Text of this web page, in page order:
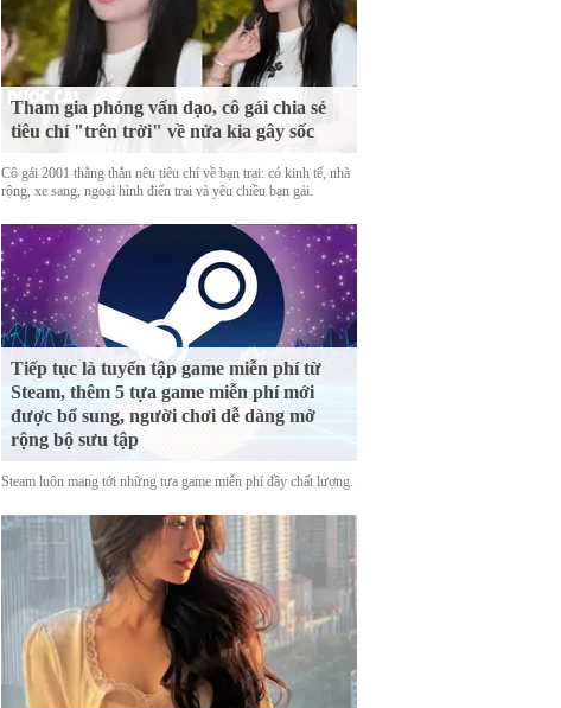
Tham gia phỏng vấn dạo, cô gái chia sẻ
tiêu chí "trên trời" về nửa kia gây sốc
Cô gái 2001 thẳng thắn nêu tiêu chí về bạn trai: có kinh tế, nhà
rộng, xe sang, ngoại hình điển trai và yêu chiều bạn gái.
Tiếp tục là tuyển tập game miễn phí từ
Steam, thêm 5 tựa game miễn phí mới
được bổ sung, người chơi dễ dàng mở
rộng bộ sưu tập
Steam luôn mang tới những tựa game miễn phí đầy chất lượng.